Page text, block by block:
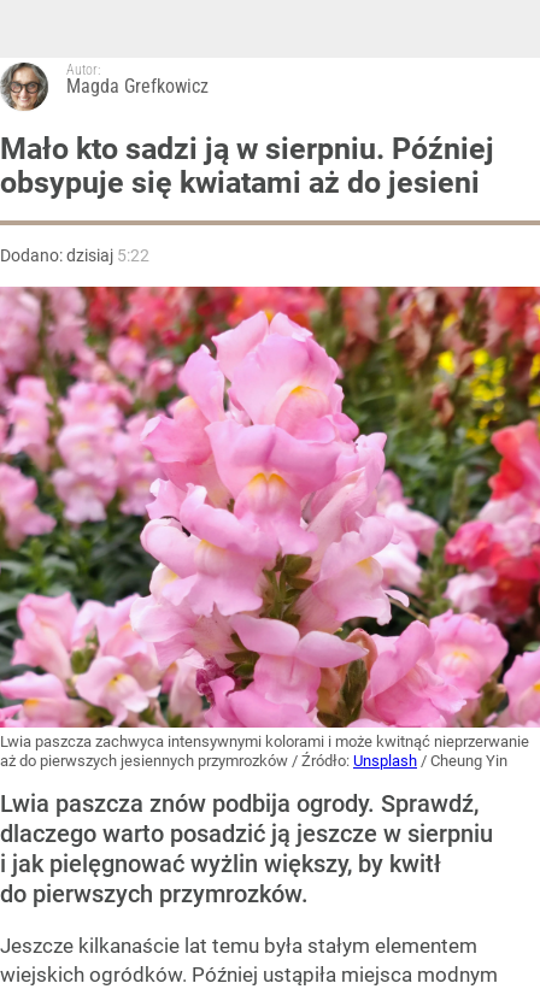
Autor:
Magda Grefkowicz
Mało kto sadzi ją w sierpniu. Później
obsypuje się kwiatami aż do jesieni
Dodano:dzisiaj 5:22
Lwia paszcza zachwyca intensywnymi kolorami i może kwitnąć nieprzerwanie
aż do pierwszych jesiennych przymrozków / Źródło: Unsplash / Cheung Yin
Lwia paszcza znów podbija ogrody. Sprawdź,
dlaczego warto posadzić ją jeszcze w sierpniu
i jak pielęgnować wyżlin większy, by kwitł
do pierwszych przymrozków.
Jeszcze kilkanaście lat temu była stałym elementem
wiejskich ogródków. Później ustąpiła miejsca modnym